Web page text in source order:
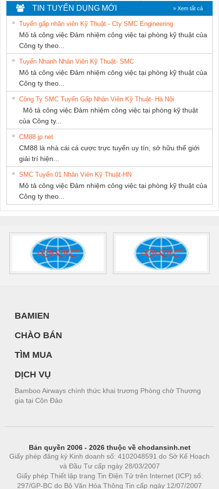
THIÊN ÂN VIỆT
NAM
MARINE
SUPPLY
NGHIỆP NIHON
SETSUBI VIỆT
NAM
TIN TUYỂN DỤNG MỚI » Xem tất cả
Tuyển gấp nhân viên Kỹ Thuật - Cty SMC Engineering
Mô tả công việc Đảm nhiệm công việc tại phòng kỹ thuật của
Công ty theo...
Tuyển Nhanh Nhân Viên Kỹ Thuật- SMC
Mô tả công việc Đảm nhiệm công việc tại phòng kỹ thuật của
Công ty theo...
Công Ty SMC Tuyển Gấp Nhân Viên Kỹ Thuật- Hà Nội
Mô tả công việc Đảm nhiệm công việc tại phòng kỹ thuật
của Công ty...
CM88 jp net
CM88 là nhà cái cá cược trực tuyến uy tín, sở hữu thế giới
giải trí hiện...
SMC Tuyển 01 Nhân Viên Kỹ Thuật-HN
Mô tả công việc Đảm nhiệm công việc tại phòng kỹ thuật của
Công ty theo...
BAMIEN
CHÀO BÁN
TÌM MUA
DỊCH VỤ
Bamboo Airways chính thức khai trương Phòng chờ Thương
gia tại Côn Đảo
Bản quyền 2006 - 2026 thuộc về chodansinh.net
Giấy phép đăng ký Kinh doanh số: 4102048591 do Sở Kế Hoạch
và Đầu Tư cấp ngày 28/03/2007
Giấy phép Thiết lập trang Tin Điện Tử trên Internet (ICP) số:
297/GP-BC do Bộ Văn Hóa Thông Tin cấp ngày 12/07/2007